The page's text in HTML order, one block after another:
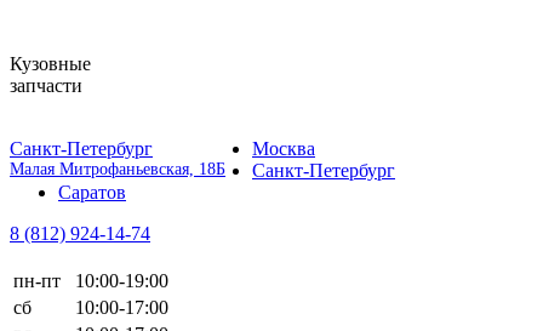
Кузовные
запчасти
Санкт-Петербург
Малая Митрофаньевская, 18Б
Москва
Санкт-Петербург
Саратов
8 (812) 924-14-74
пн-пт
10:00-19:00
сб
10:00-17:00